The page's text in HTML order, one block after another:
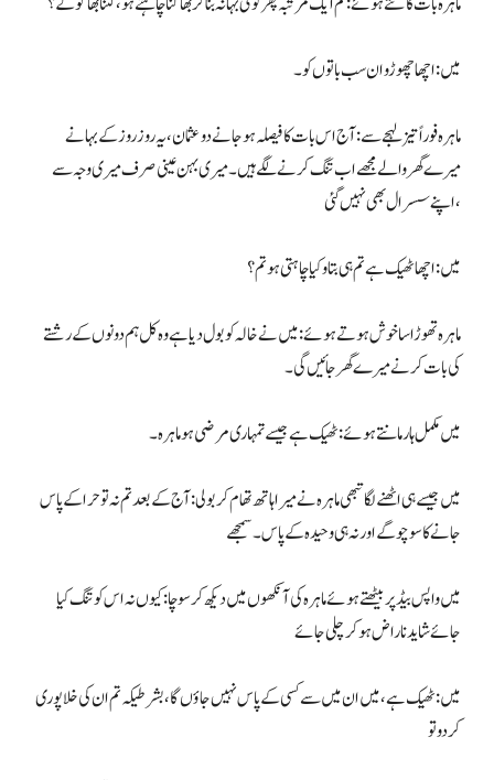
میں: اچھا چھوڑو ان سب باتوں کو۔
ماہرہ فوراً تیز لہجے سے: آج اس بات کا فیصلہ ہوجانے دو عثمان، یہ روز روز کے بہانے
میرے گھر والے مجھے اب تنگ کرنے لگے ہیں۔ میری بہن عینی صرف میری وجہ سے
اپنے سسرال بھی نہیں گئی،
میں: اچھا ٹھیک ہے تم ہی بتاو کیا چاہتی ہو تم؟
ماہرہ تھوڑا سا خوش ہوتے ہوئے: میں نے خالہ کو بول دیا ہے وہ کل ہم دونوں کے رشتے
کی بات کرنے میرے گھر جائیں گی۔
میں مکمل ہار مانتے ہوئے: ٹھیک ہے جیسے تمہاری مرضی ہو ماہرہ۔
میں جیسے ہی اٹھنے لگا تبھی ماہرہ نے میرا ہاتھ تھام کر بولی: آج کے بعد تم نہ تو حرا کے پاس
جانے کا سوچو گے اور نہ ہی وحیدہ کے پاس۔ سمجھے
میں واپس بیڈ پر بیٹھتے ہوئے ماہرہ کی آنکھوں میں دیکھ کر سوچا: کیوں نہ اس کو تنگ کیا
جائے شاید ناراض ہوکر چلی جائے
میں: ٹھیک ہے، میں ان میں سے کسی کے پاس نہیں جاؤں گا، بشرطیکہ تم ان کی خلا پوری
کردو تو